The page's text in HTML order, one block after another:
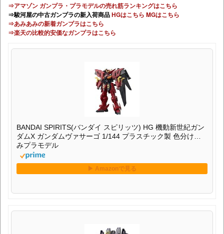
⇒アマゾン ガンプラ・プラモデルの売れ筋ランキングはこちら
⇒駿河屋の中古ガンプラの新入荷商品HGはこちら MGはこちら
⇒あみあみの新着ガンプラはこちら
⇒楽天の比較的安価なガンプラはこちら
BANDAI SPIRITS(バンダイ スピリッツ) HG 機動新世紀ガン
ダムX ガンダムヴァサーゴ 1/144 プラスチック製 色分け済
みプラモデル